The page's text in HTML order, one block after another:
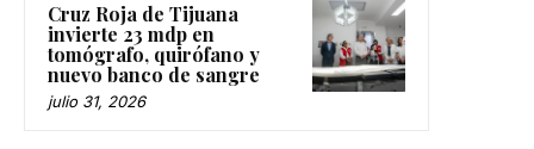
Cruz Roja de Tijuana
invierte 23 mdp en
tomógrafo, quirófano y
nuevo banco de sangre
julio 31, 2026